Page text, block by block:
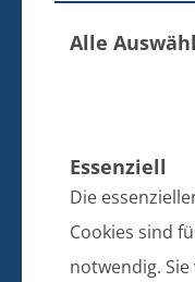
Alle
Essenziell
Die
Cookies sind
notwendig.
17495 Züssow
Sparkasse Vorpommern
IBAN: DE97 1505
BIC: NOLADE21GRW